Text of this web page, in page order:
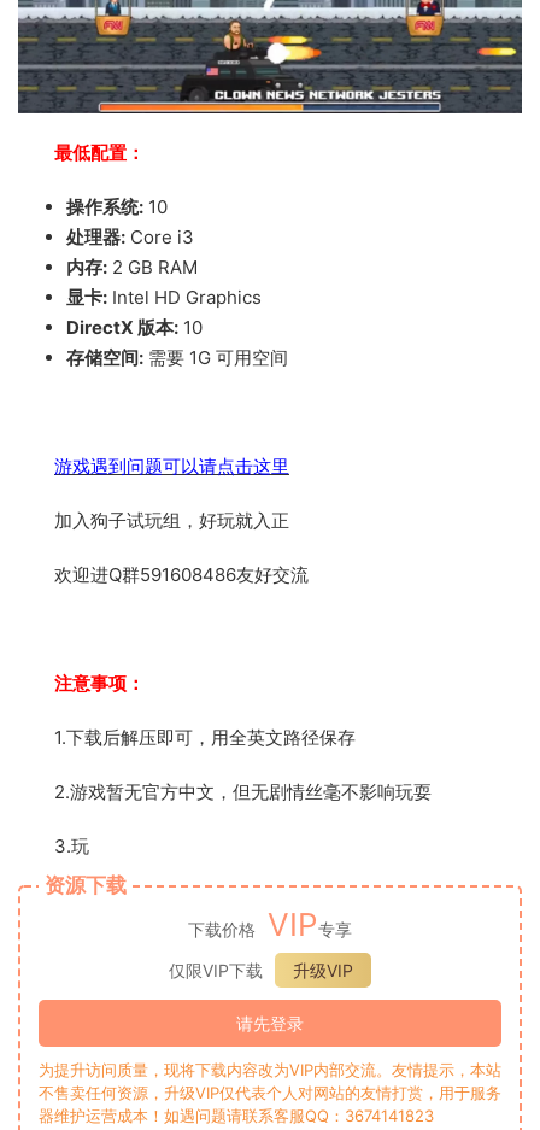
最低配置：
操作系统: 10
处理器: Core i3
内存: 2 GB RAM
显卡: Intel HD Graphics
DirectX 版本: 10
存储空间: 需要 1G 可用空间
游戏遇到问题可以请点击这里
加入狗子试玩组，好玩就入正
欢迎进Q群591608486友好交流
注意事项：
1.下载后解压即可，用全英文路径保存
2.游戏暂无官方中文，但无剧情丝毫不影响玩耍
3.玩
资源下载
下载价格 VIP专享
仅限VIP下载
升级VIP
请先登录
为提升访问质量，现将下载内容改为VIP内部交流。友情提示，本站
不售卖任何资源，升级VIP仅代表个人对网站的友情打赏，用于服务
器维护运营成本！如遇问题请联系客服QQ：3674141823